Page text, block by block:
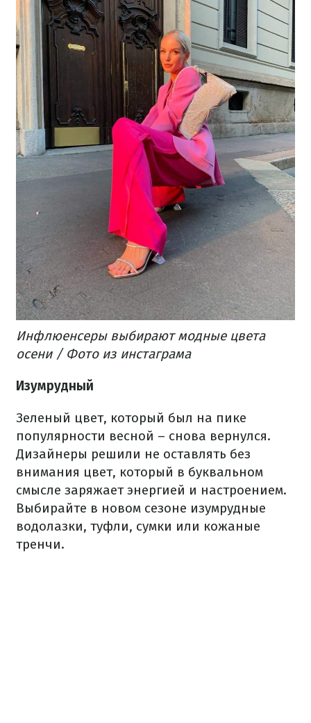
Инфлюенсеры выбирают модные цвета
осени / Фото из инстаграма
Изумрудный
Зеленый цвет, который был на пике
популярности весной – снова вернулся.
Дизайнеры решили не оставлять без
внимания цвет, который в буквальном
смысле заряжает энергией и настроением.
Выбирайте в новом сезоне изумрудные
водолазки, туфли, сумки или кожаные
тренчи.